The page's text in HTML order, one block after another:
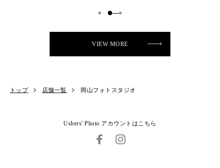
VIEW MORE
トップ 店舗一覧 岡山フォトスタジオ
Ushers' Photo アカウントはこちら